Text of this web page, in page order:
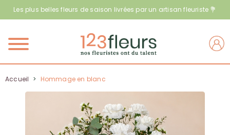
Les plus belles fleurs de saison livrées par un artisan fleuriste 💐
Menu
Accueil > Hommage en blanc